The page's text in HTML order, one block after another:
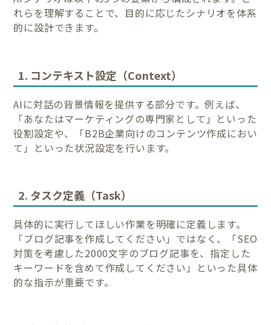
れらを理解することで、目的に応じたシナリオを体系
的に設計できます。
1. コンテキスト設定（Context）
AIに対話の背景情報を提供する部分です。例えば、
「あなたはマーケティングの専門家として」といった
役割設定や、「B2B企業向けのコンテンツ作成におい
て」といった状況設定を行います。
2. タスク定義（Task）
具体的に実行してほしい作業を明確に定義します。
「ブログ記事を作成してください」ではなく、「SEO
対策を考慮した2000文字のブログ記事を、指定した
キーワードを含めて作成してください」といった具体
的な指示が重要です。